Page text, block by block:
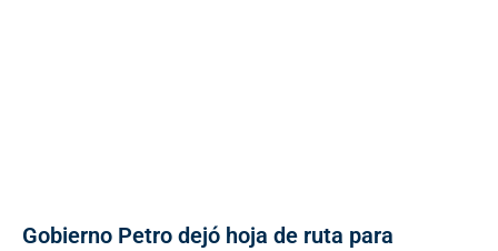
Gobierno Petro dejó hoja de ruta para